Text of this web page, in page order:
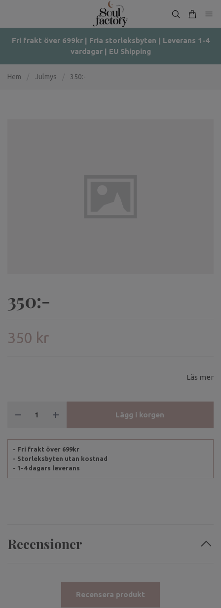
Fri frakt över 699kr | Fria storleksbyten | Leverans 1-4
vardagar | EU Shipping
Hem Julmys 350:-
350:-
350 kr
Läs mer
Lägg i korgen
- Fri frakt över 699kr
- Storleksbyten utan kostnad
- 1-4 dagars leverans
Recensioner
Recensera produkt